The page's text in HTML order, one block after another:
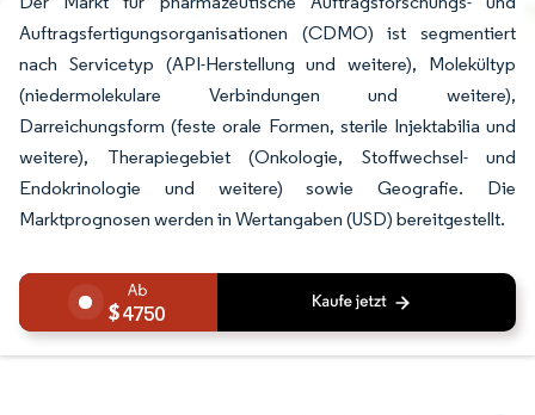
Auftragsfertigungsorganisationen (CDMO) ist segmentiert
nach Servicetyp (API-Herstellung und weitere), Molekültyp
(niedermolekulare Verbindungen und weitere),
Darreichungsform (feste orale Formen, sterile Injektabilia und
weitere), Therapiegebiet (Onkologie, Stoffwechsel- und
Endokrinologie und weitere) sowie Geografie. Die
Marktprognosen werden in Wertangaben (USD) bereitgestellt.
4750